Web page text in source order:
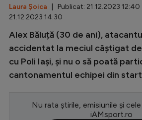
Inedit
Champions League
Conference League
Laura Șoica | Publicat: 21.12.2023
21.12.2023 14:30
Alex Băluță (30 de ani),
accidentat la meciul câștigat
cu Poli Iași, și nu o să poată
cantonamentul echipei din
Nu rata știrile, emisiunile și
iAMsport.ro